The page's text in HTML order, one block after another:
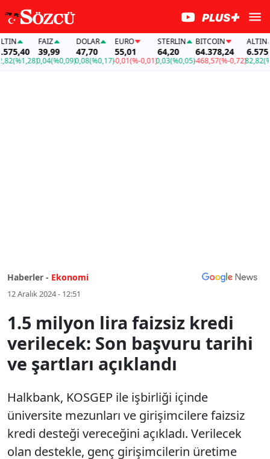
FAİZ
39,99
0,04(%0,09)
DOLAR
47,70
0,08(%0,17)
EURO
55,01
-0,01(%-0,01)
STERLIN
64,20
0,03(%0,05)
BITCOIN
64.378,24
-468,57(%-0,72)
ALTIN
6.575,40
82,82
Haberler - Ekonomi
12 Aralık 2024 - 12:51
1.5 milyon lira faizsiz kredi
verilecek: Son başvuru tarihi
ve şartları açıklandı
Halkbank, KOSGEP ile işbirliği içinde
üniversite mezunları ve girişimcilere faizsiz
kredi desteği vereceğini açıkladı. Verilecek
olan destekle, genç girişimcilerin üretime